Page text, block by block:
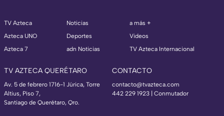
TV Azteca
Azteca UNO
Azteca 7
Noticias
Deportes
adn Noticias
a más +
Videos
TV Azteca Internacional
TV AZTECA QUERÉTARO
Av. 5 de febrero 1716-1 Júrica, Torre
Altius, Piso 7,
Santiago de Querétaro, Qro.
CONTACTO
contacto@tvazteca.com
442 229 1923 | Conmutador